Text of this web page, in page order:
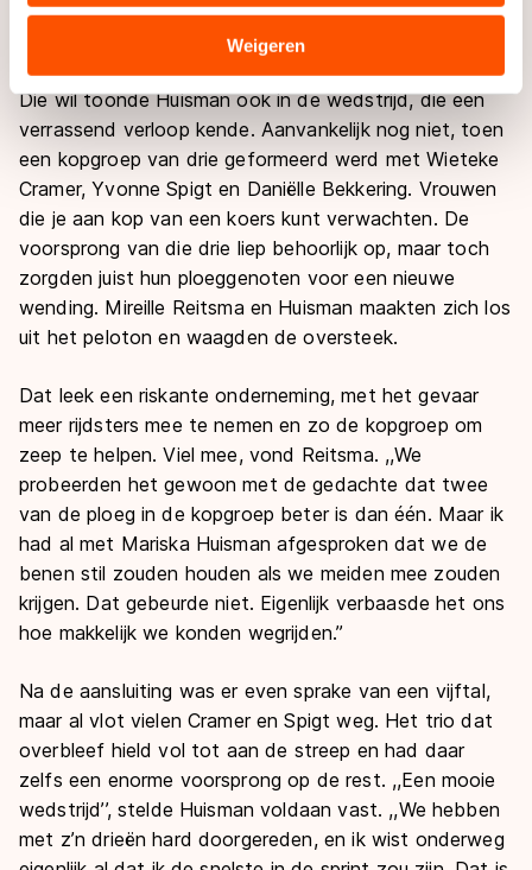
verstrekt of die zij hebben verzameld via hun services.
Sommige partners kunnen gegevens doorgeven aan
landen buiten de EU, zoals de VS, waar mogelijk geen
adequaat beschermingsniveau geldt volgens de GDPR.
Door op ‘Toestaan’ te klikken, stemt u in met deze
overdracht. Meer informatie vindt u in ons cookiebeleid.
Weigeren
natuurlijk het belangrijkste. Als sporter wil je gewoon
altijd winnen, ongeacht de reden.’’
Die wil toonde Huisman ook in de wedstrijd, die een
verrassend verloop kende. Aanvankelijk nog niet, toen
een kopgroep van drie geformeerd werd met Wieteke
Cramer, Yvonne Spigt en Daniëlle Bekkering. Vrouwen
die je aan kop van een koers kunt verwachten. De
voorsprong van die drie liep behoorlijk op, maar toch
zorgden juist hun ploeggenoten voor een nieuwe
wending. Mireille Reitsma en Huisman maakten zich los
uit het peloton en waagden de oversteek.
Dat leek een riskante onderneming, met het gevaar
meer rijdsters mee te nemen en zo de kopgroep om
zeep te helpen. Viel mee, vond Reitsma. ,,We
probeerden het gewoon met de gedachte dat twee
van de ploeg in de kopgroep beter is dan één. Maar ik
had al met Mariska Huisman afgesproken dat we de
benen stil zouden houden als we meiden mee zouden
krijgen. Dat gebeurde niet. Eigenlijk verbaasde het ons
hoe makkelijk we konden wegrijden.’’
Na de aansluiting was er even sprake van een vijftal,
maar al vlot vielen Cramer en Spigt weg. Het trio dat
overbleef hield vol tot aan de streep en had daar
zelfs een enorme voorsprong op de rest. ,,Een mooie
wedstrijd’’, stelde Huisman voldaan vast. ,,We hebben
met z’n drieën hard doorgereden, en ik wist onderweg